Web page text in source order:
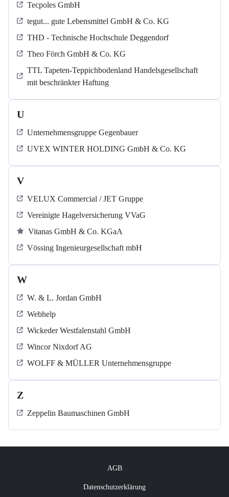
Tecpoles GmbH
tegut... gute Lebensmittel GmbH & Co. KG
THD - Technische Hochschule Deggendorf
Theo Förch GmbH & Co. KG
TTL Tapeten-Teppichbodenland Handelsgesellschaft
mit beschränkter Haftung
U
Unternehmensgruppe Gegenbauer
UVEX WINTER HOLDING GmbH & Co. KG
V
VELUX Commercial / JET Gruppe
Vereinigte Hagelversicherung VVaG
Vitanas GmbH & Co. KGaA
Vössing Ingenieurgesellschaft mbH
W
W. & L. Jordan GmbH
Webhelp
Wickeder Westfalenstahl GmbH
Wincor Nixdorf AG
WOLFF & MÜLLER Unternehmensgruppe
Z
Zeppelin Baumaschinen GmbH
AGB
Datenschutzerklärung